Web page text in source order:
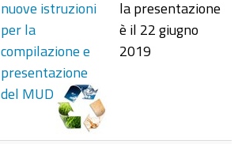
nuove istruzioni
per la
compilazione e
presentazione
del MUD
la presentazione
è il 22 giugno
2019